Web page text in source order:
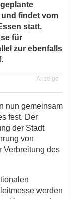
und findet vom
statt.
für
zur ebenfalls
Anzeige
nun gemeinsam
fest. Der
der Stadt
von
Verbreitung des
werden